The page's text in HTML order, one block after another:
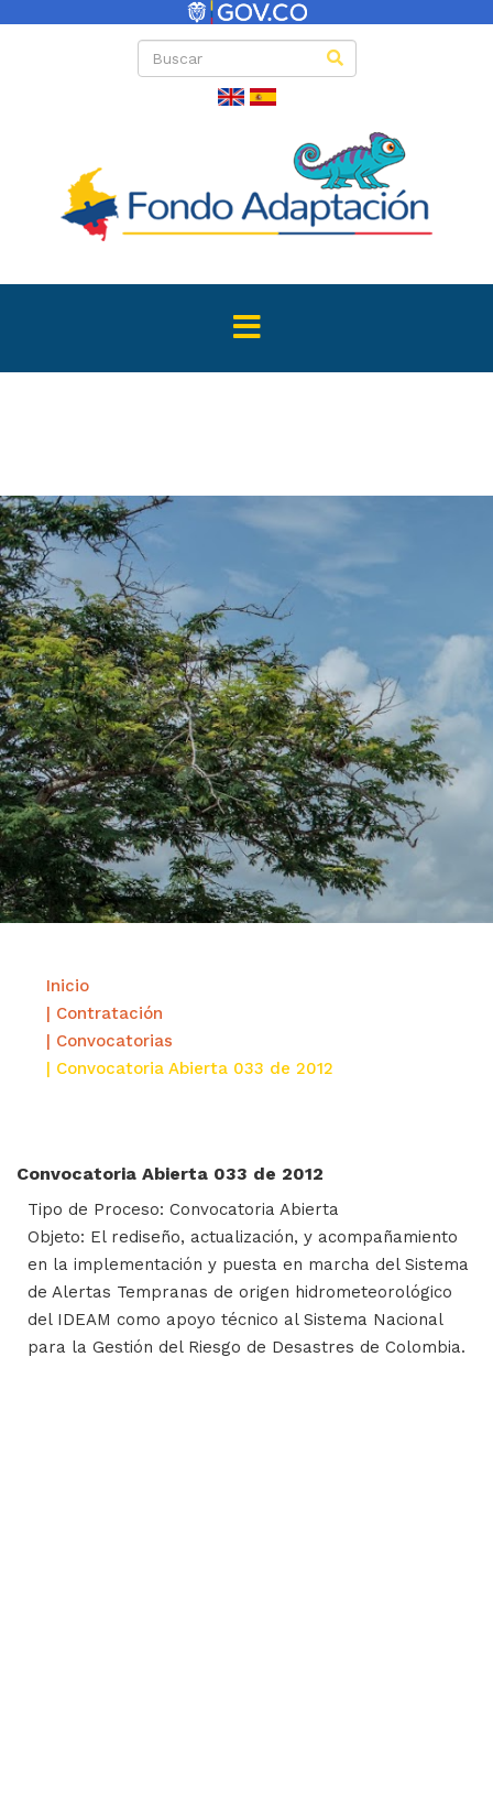
Inicio
| Contratación
| Convocatorias
| Convocatoria Abierta 033 de 2012
Convocatoria Abierta 033 de 2012
Tipo de Proceso: Convocatoria Abierta
Objeto: El rediseño, actualización, y acompañamiento
en la implementación y puesta en marcha del Sistema
de Alertas Tempranas de origen hidrometeorológico
del IDEAM como apoyo técnico al Sistema Nacional
para la Gestión del Riesgo de Desastres de Colombia.